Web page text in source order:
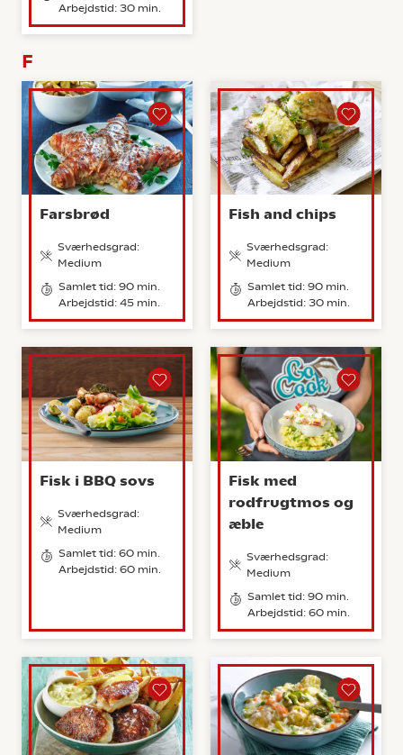
Arbejdstid: 30 min.
F
Farsbrød
Sværhedsgrad:
Medium
Samlet tid: 90 min.
Arbejdstid: 45 min.
Fish and chips
Sværhedsgrad:
Medium
Samlet tid: 90 min.
Arbejdstid: 30 min.
Fisk i BBQ sovs
Sværhedsgrad:
Medium
Samlet tid: 60 min.
Arbejdstid: 60 min.
Fisk med
rodfrugtmos og
æble
Sværhedsgrad:
Medium
Samlet tid: 90 min.
Arbejdstid: 60 min.